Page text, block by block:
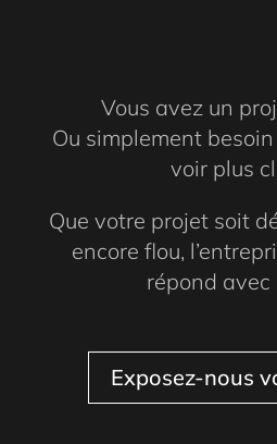
Vous avez un
Ou simplement
voir plus
Que votre projet soit
encore flou,
répond avec
Exposez-nous